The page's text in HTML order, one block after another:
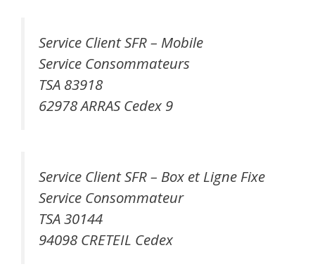
Service Client SFR – Mobile
Service Consommateurs
TSA 83918
62978 ARRAS Cedex 9
Service Client SFR – Box et Ligne Fixe
Service Consommateur
TSA 30144
94098 CRETEIL Cedex